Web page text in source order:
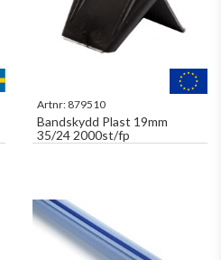
Artnr: 879510
Bandskydd Plast 19mm
35/24 2000st/fp